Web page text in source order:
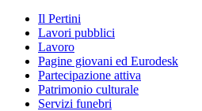
Il Pertini
Lavori pubblici
Lavoro
Pagine giovani ed Eurodesk
Partecipazione attiva
Patrimonio culturale
Servizi funebri